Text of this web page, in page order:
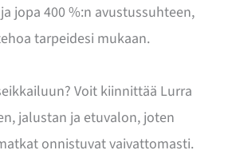
jopa 400 %:n avustussuhteen,
tarpeidesi mukaan.
Voit kiinnittää Lurra
jalustan ja etuvalon, joten
onnistuvat vaivattomasti.